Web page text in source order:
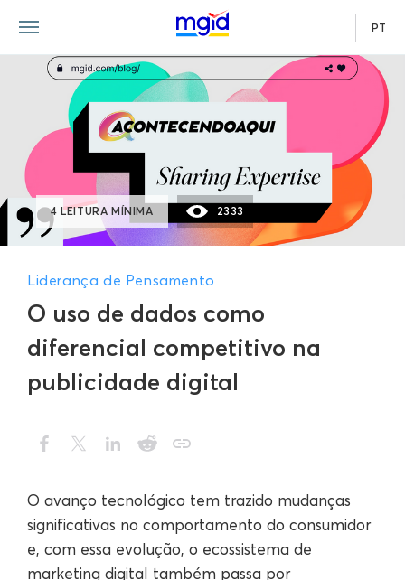
PT
O uso de dados como
diferencial competitivo na
publicidade digital
Liderança de Pensamento
4 LEITURA MÍNIMA 2333
O avanço tecnológico tem trazido mudanças
significativas no comportamento do consumidor
e, com essa evolução, o ecossistema de
marketing digital também passa por